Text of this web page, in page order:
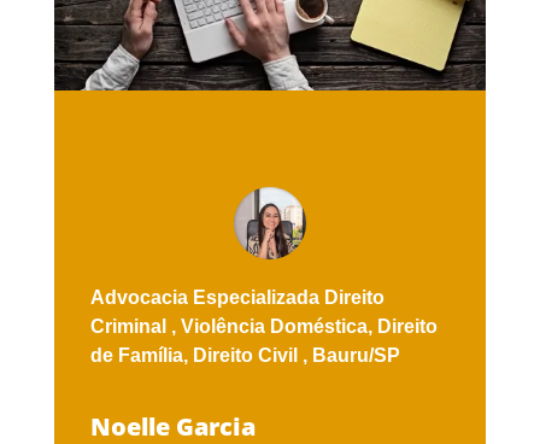
Advocacia Especializada Direito
Criminal , Violência Doméstica, Direito
de Família, Direito Civil , Bauru/SP
Noelle Garcia